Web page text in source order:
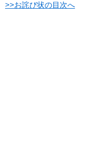
>>お詫び状の目次へ